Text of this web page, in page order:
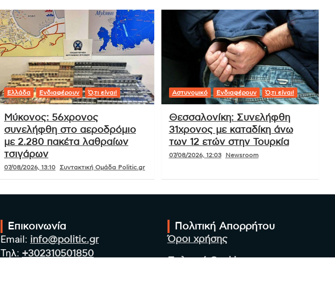
Ελλάδα Ενδιαφέρουν Ό,τι είναι!
Μύκονος: 56χρονος
συνελήφθη στο αεροδρόμιο
με 2.280 πακέτα λαθραίων
τσιγάρων
07/08/2026, 13:10 Συντακτική Ομάδα Politic.gr
Αστυνομικό Ενδιαφέρουν Ό,τι είναι!
Θεσσαλονίκη: Συνελήφθη
31χρονος με καταδίκη άνω
των 12 ετών στην Τουρκία
07/08/2026, 12:03 Newsroom
Επικοινωνία
Email: info@politic.gr
Τηλ: +302310501850
Πολιτική Απορρήτου
Όροι χρήσης
Πολιτική Cookies